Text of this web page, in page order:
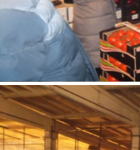
4.jpg